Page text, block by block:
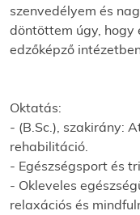
szenvedélyem és
döntöttem úgy, hogy
edzőképző
Oktatás:
- (B.Sc.), szakirány:
rehabilitáció.
- Egészségsport és
- Okleveles
relaxációs és